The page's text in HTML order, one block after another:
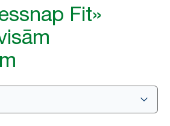
Fit»